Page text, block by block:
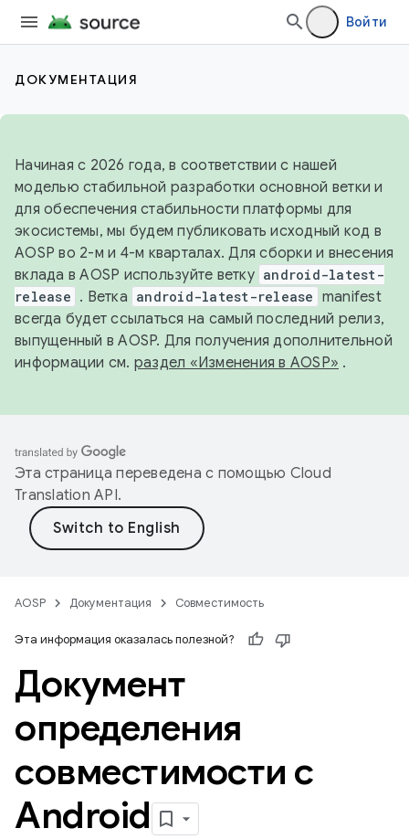
Войти
ДОКУМЕНТАЦИЯ
Начиная с 2026 года, в соответствии с нашей
моделью стабильной разработки основной ветки и
для обеспечения стабильности платформы для
экосистемы, мы будем публиковать исходный код в
AOSP во 2-м и 4-м кварталах. Для сборки и внесения
вклада в AOSP используйте ветку android-latest-
release . Ветка android-latest-release manifest
всегда будет ссылаться на самый последний релиз,
выпущенный в AOSP. Для получения дополнительной
информации см. раздел «Изменения в AOSP» .
Эта страница переведена с помощью Cloud
Translation API.
AOSP Документация Совместимость
Эта информация оказалась полезной?
Документ
определения
совместимости с
Android